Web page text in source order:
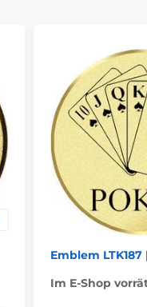
Emblem
Im E-Shop